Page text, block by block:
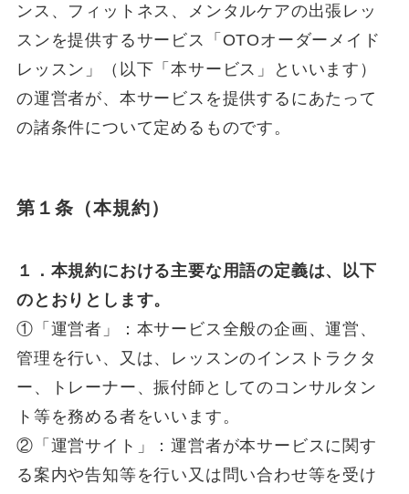
ンス、フィットネス、メンタルケアの出張レッ
スンを提供するサービス「OTOオーダーメイド
レッスン」（以下「本サービス」といいます）
の運営者が、本サービスを提供するにあたって
の諸条件について定めるものです。
第１条（本規約）
１．本規約における主要な用語の定義は、以下
のとおりとします。
①「運営者」：本サービス全般の企画、運営、
管理を行い、又は、レッスンのインストラクタ
ー、トレーナー、振付師としてのコンサルタン
ト等を務める者をいいます。
②「運営サイト」：運営者が本サービスに関す
る案内や告知等を行い又は問い合わせ等を受け